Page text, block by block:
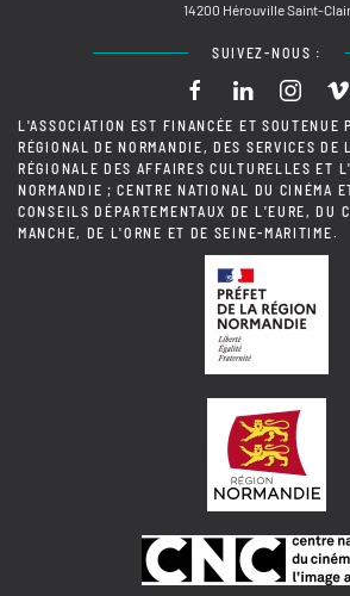
14200 Hérouville Saint-Clair
SUIVEZ-NOUS :
L'ASSOCIATION EST FINANCÉE ET SOUTENUE
RÉGIONAL DE NORMANDIE, DES SERVICES DE
RÉGIONALE DES AFFAIRES CULTURELLES ET
NORMANDIE ; CENTRE NATIONAL DU CINÉMA
CONSEILS DÉPARTEMENTAUX DE L'EURE, DU
MANCHE, DE L'ORNE ET DE SEINE-MARITIME.